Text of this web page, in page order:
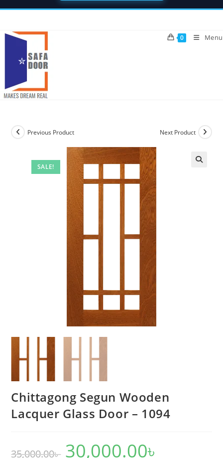
content
0 Menu
SALE!
Previous Product Next Product
Chittagong Segun Wooden
Lacquer Glass Door – 1094
35,000.00৳
Original
price
30,000.00৳